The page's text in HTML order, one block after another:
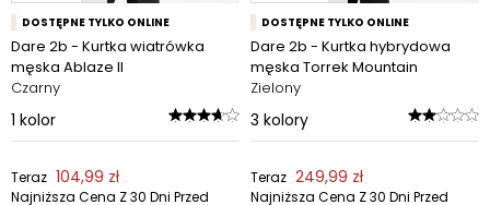
DOSTĘPNE TYLKO ONLINE
Dare 2b - Kurtka wiatrówka
męska Ablaze II
Czarny
1 kolor
Teraz 104,99 zł
Najniższa Cena Z 30 Dni Przed
DOSTĘPNE TYLKO ONLINE
Dare 2b - Kurtka hybrydowa
męska Torrek Mountain
Zielony
3 kolory
Teraz 249,99 zł
Najniższa Cena Z 30 Dni Przed